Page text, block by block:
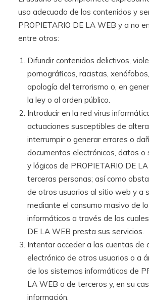
uso adecuado de los contenidos y
PROPIETARIO DE LA WEB y a no
entre otros:
Difundir contenidos delictivos,
pornográficos, racistas,
apología del terrorismo o, en
la ley o al orden público.
Introducir en la red virus
actuaciones susceptibles de
interrumpir o generar errores o
documentos electrónicos, datos o
y lógicos de PROPIETARIO DE
terceras personas; así como
de otros usuarios al sitio web y a
mediante el consumo masivo de
informáticos a través de los
DE LA WEB presta sus servicios.
Intentar acceder a las cuentas de
electrónico de otros usuarios o a
de los sistemas informáticos de
LA WEB o de terceros y, en su
información.